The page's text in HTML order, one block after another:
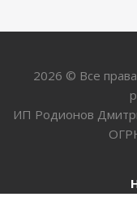
2026 © Все
ИП Родионов